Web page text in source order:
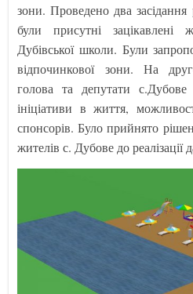
зони. Проведено два
були присутні зацікавлені
Дубівської школи. Були
відпочинкової зони. На
голова та депутати
ініціативи в життя,
спонсорів. Було прийнято
жителів с. Дубове до реалізації